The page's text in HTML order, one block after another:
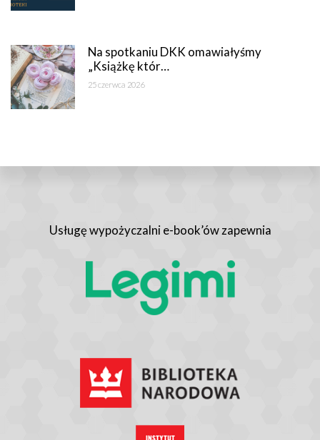
Na spotkaniu DKK omawiałyśmy
„Książkę któr…
25 czerwca 2026
Usługę wypożyczalni e-book’ów zapewnia